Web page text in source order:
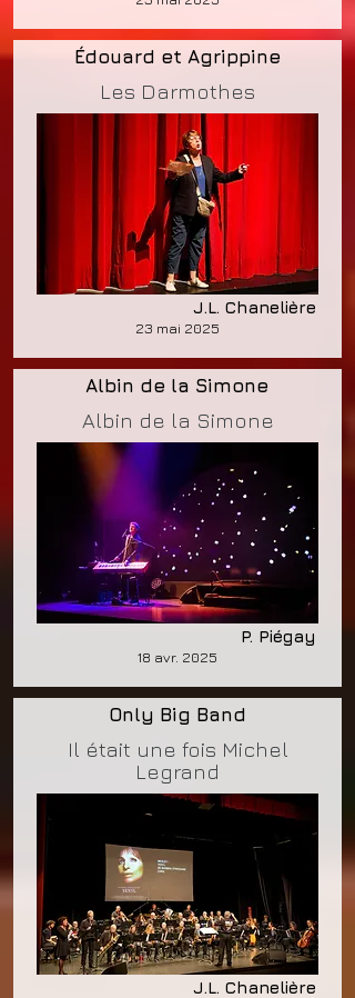
Édouard et Agrippine
Les Darmothes
J.L. Chanelière
23 mai 2025
Albin de la Simone
Albin de la Simone
P. Piégay
18 avr. 2025
Only Big Band
Il était une fois Michel
Legrand
J.L. Chanelière